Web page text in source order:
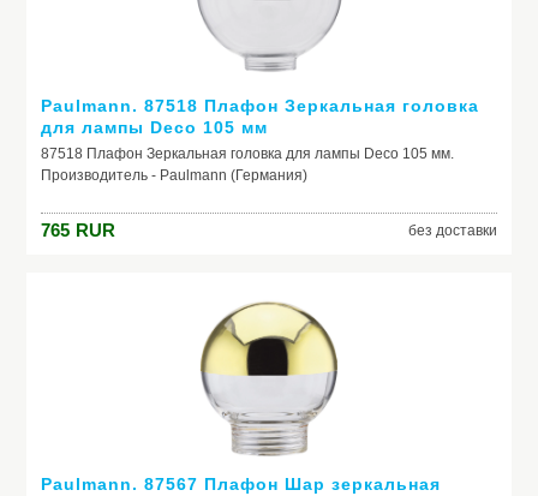
Paulmann. 87518 Плафон Зеркальная головка
для лампы Deco 105 мм
87518 Плафон Зеркальная головка для лампы Deco 105 мм.
Производитель - Paulmann (Германия)
765 RUR без доставки
Paulmann. 87567 Плафон Шар зеркальная